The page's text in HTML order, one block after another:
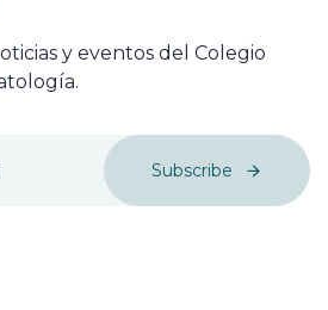
y eventos del Colegio
Subscribe